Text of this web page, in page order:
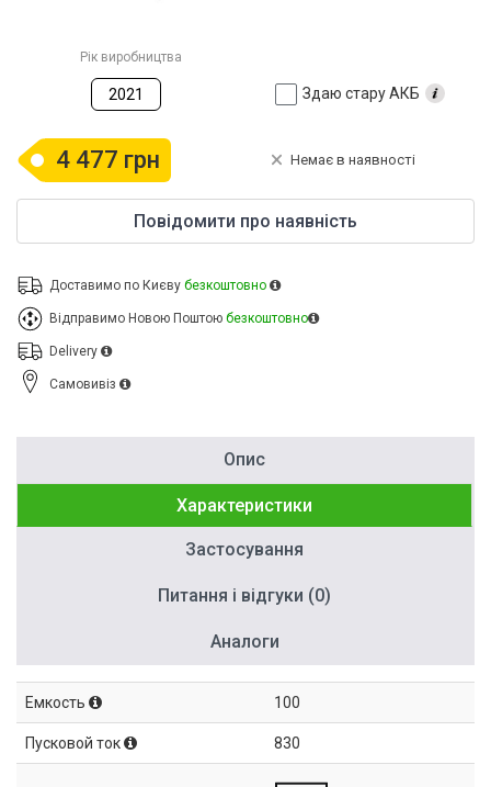
Рік виробництва
2021 Здаю стару АКБ
4 477 грн Немає в наявності
Повідомити про наявність
Доставимо по Києву безкоштовно
Відправимо Новою Поштою безкоштовно
Delivery
Cамовивіз
Опис
Характеристики
Застосування
Питання і відгуки (0)
Аналоги
Емкость 100
Пусковой ток 830